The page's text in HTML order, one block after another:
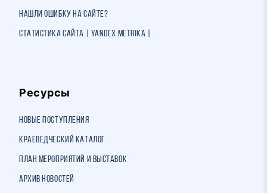
Нашли ошибку на сайте?
Статистика сайта | Yandex.Metrika |
Ресурсы
Новые поступления
Краеведческий каталог
План мероприятий и выставок
Архив новостей